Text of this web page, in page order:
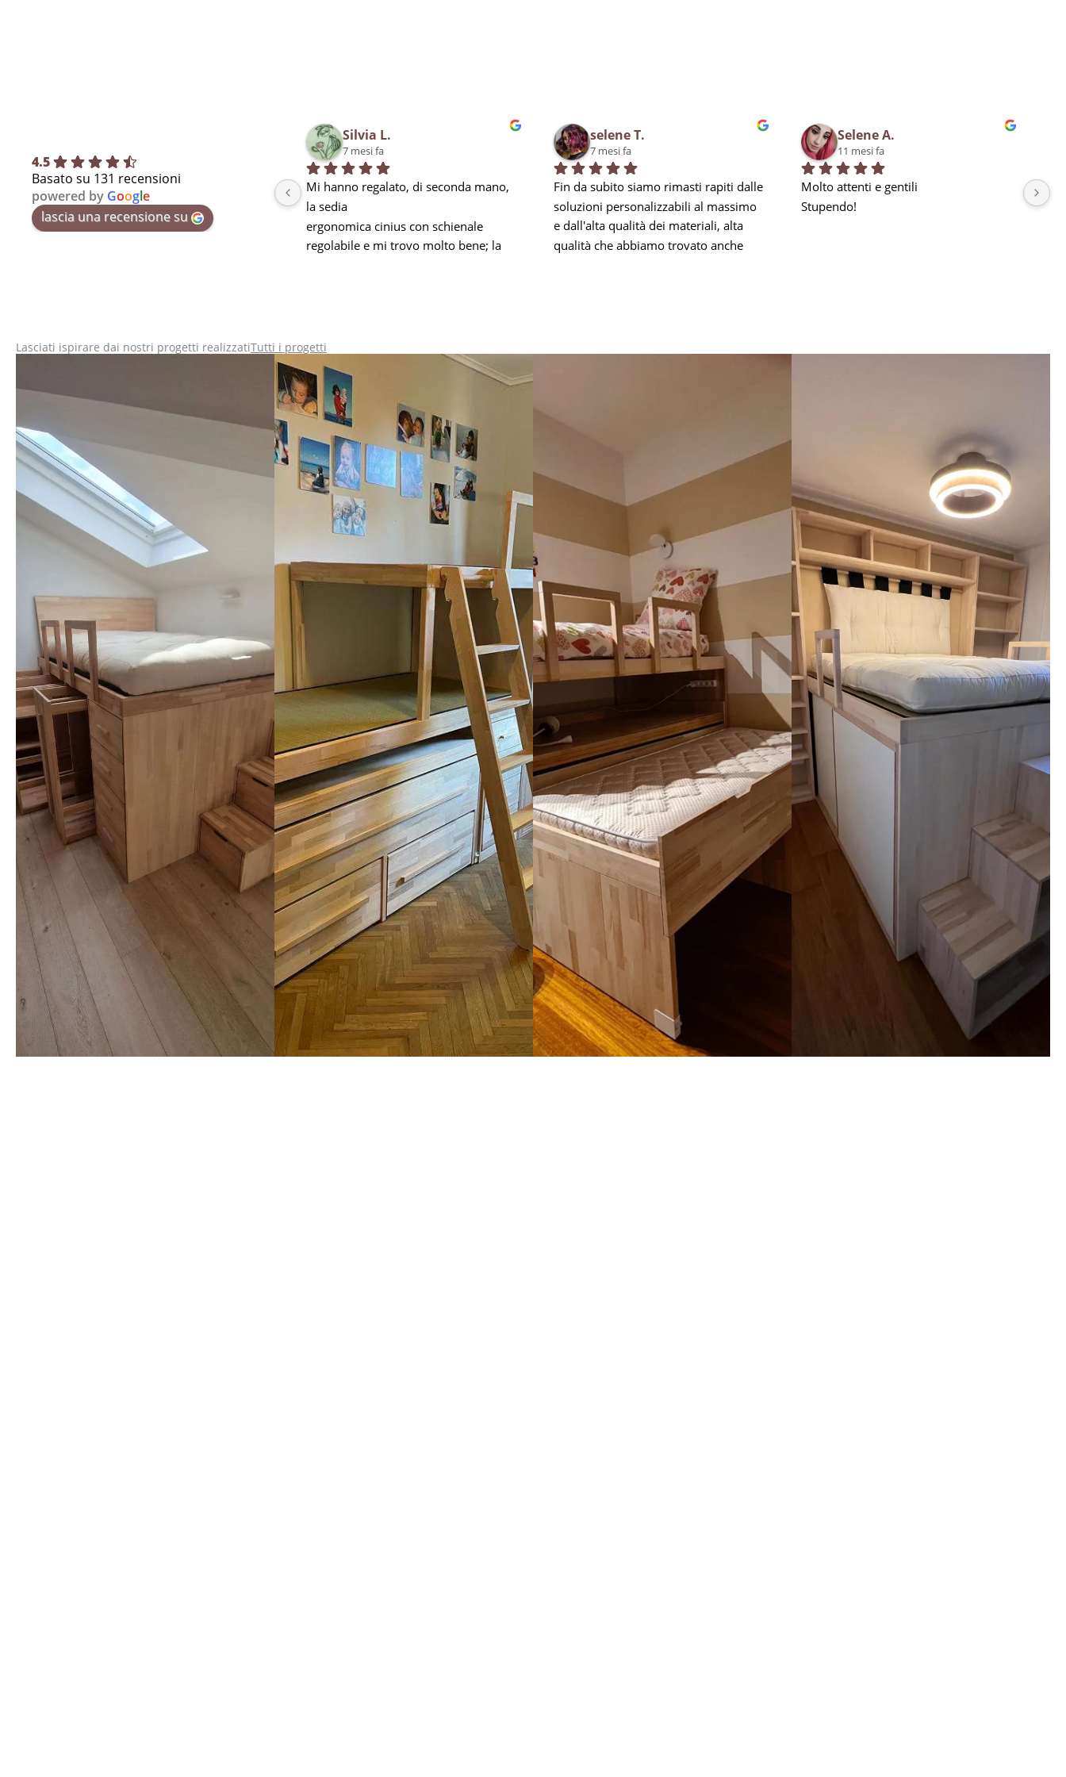
4.5
Basato su 131 recensioni
powered by Google
lascia una recensione su
Silvia L.
7 mesi fa
Mi hanno regalato, di seconda mano,
la sedia
ergonomica cinius con schienale
regolabile e mi trovo molto bene; la
utilizzarla per 8 ore lavorative. Inoltre
mi mancava una vite, smarrita col
tempo, ed il servizio clienti mi ha
spedito 2 filetti completi senza
problemi, così ho anche i ricambi. È
un'ottima azienda. Grazie
selene T.
7 mesi fa
Fin da subito siamo rimasti rapiti dalle
soluzioni personalizzabili al massimo
e dall'alta qualità dei materiali, alta
qualità che abbiamo trovato anche
Stiamo consigliando questa azienda a
tutti!
Selene A.
11 mesi fa
Molto attenti e gentili
Stupendo!
Lasciati ispirare dai nostri progetti realizzatiTutti i progetti